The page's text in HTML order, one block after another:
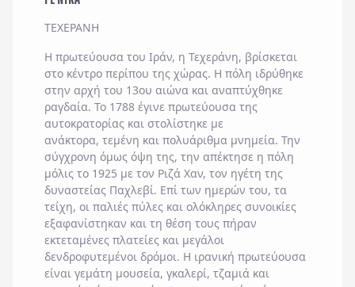
ΤΕΧΕΡΑΝΗ
Η πρωτεύουσα του Ιράν, η Τεχεράνη, βρίσκεται
στο κέντρο περίπου της χώρας. Η πόλη ιδρύθηκε
στην αρχή του 13ου αιώνα και αναπτύχθηκε
ραγδαία. Το 1788 έγινε πρωτεύουσα της
αυτοκρατορίας και στολίστηκε με
ανάκτορα, τεμένη και πολυάριθμα μνημεία. Την
σύγχρονη όμως όψη της, την απέκτησε η πόλη
μόλις το 1925 με τον Ριζά Χαν, τον ηγέτη της
δυναστείας Παχλεβί. Επί των ημερών του, τα
τείχη, οι παλιές πύλες και ολόκληρες συνοικίες
εξαφανίστηκαν και τη θέση τους πήραν
εκτεταμένες πλατείες και μεγάλοι
δενδροφυτεμένοι δρόμοι. Η ιρανική πρωτεύουσα
είναι γεμάτη μουσεία, γκαλερί, τζαμιά και